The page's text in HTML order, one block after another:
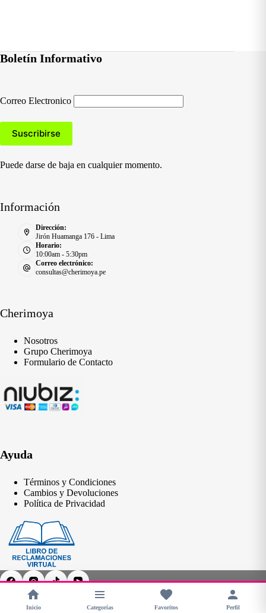
Boletín Informativo
Correo Electronico
Puede darse de baja en cualquier momento.
Información
Dirección:
Jirón Huamanga 176 - Lima
Horario:
10:00am - 5:30pm
Correo electrónico:
consultas@cherimoya.pe
Cherimoya
Nosotros
Grupo Cherimoya
Formulario de Contacto
Ayuda
Términos y Condiciones
Cambios y Devoluciones
Política de Privacidad
Copyright © 2026 - CHERIMOYA Perú
Inicio Categorías Favoritos Perfil